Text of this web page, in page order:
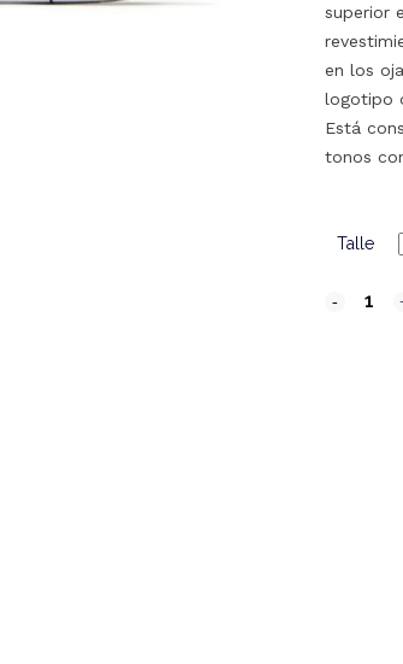
superior
en los
logotipo
Está
tonos
Talle